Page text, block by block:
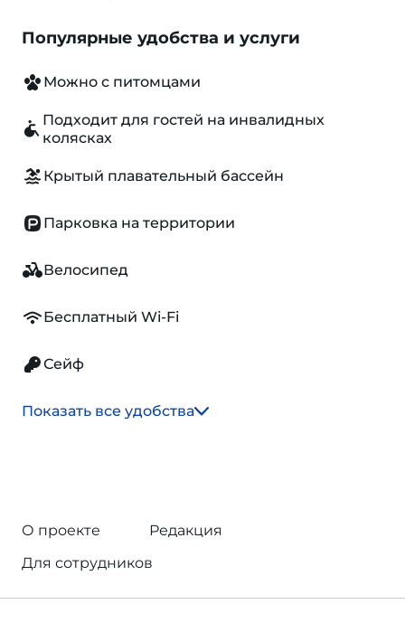
Популярные удобства и услуги
Можно с питомцами
Подходит для гостей на инвалидных
колясках
Крытый плавательный бассейн
Парковка на территории
Велосипед
Бесплатный Wi-Fi
Сейф
Показать все удобства
О проекте
Редакция
Для сотрудников